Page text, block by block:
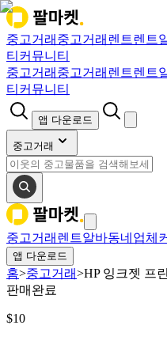
중고거래 중고거래 렌트렌트
티 커뮤니티
중고거래 중고거래 렌트렌트
티 커뮤니티
앱 다운로드
중고거래
중고거래 렌트알바동네업체
앱 다운로드
홈>중고거래>HP 잉크젯 프
판매완료
$10